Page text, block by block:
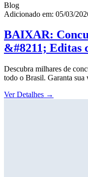
Blog
Adicionado em: 05/03/
BAIXAR:
&#8211; Editas
Descubra milhares de
todo o Brasil. Garanta sua
Ver Detalhes →